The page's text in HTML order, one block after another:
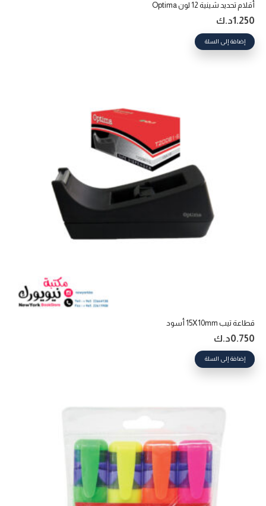
أقلام تحديد شينية 12 لون Optima
1.250د.ك
إضافة إلى السلة
قطاعة تيب 15X10mm أسود
0.750د.ك
إضافة إلى السلة